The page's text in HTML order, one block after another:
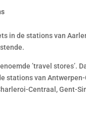
in de stations van
’travel stores’.
van
Centraal, Gent-